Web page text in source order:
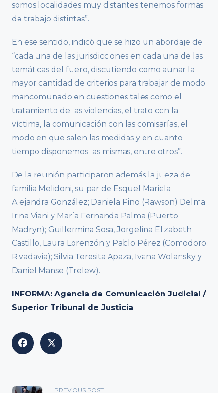
somos localidades muy distantes tenemos formas
de trabajo distintas”.
En ese sentido, indicó que se hizo un abordaje de
“cada una de las jurisdicciones en cada una de las
temáticas del fuero, discutiendo como aunar la
mayor cantidad de criterios para trabajar de modo
mancomunado en cuestiones tales como el
tratamiento de las violencias, el trato con la
víctima, la comunicación con las comisarías, el
modo en que salen las medidas y en cuanto
tiempo disponemos las mismas, entre otros”.
De la reunión participaron además la jueza de
familia Melidoni, su par de Esquel Mariela
Alejandra González; Daniela Pino (Rawson) Delma
Irina Viani y María Fernanda Palma (Puerto
Madryn); Guillermina Sosa, Jorgelina Elizabeth
Castillo, Laura Lorenzón y Pablo Pérez (Comodoro
Rivadavia); Silvia Teresita Apaza, Ivana Wolansky y
Daniel Manse (Trelew).
INFORMA: Agencia de Comunicación Judicial /
Superior Tribunal de Justicia
<span PREVIOUS POST